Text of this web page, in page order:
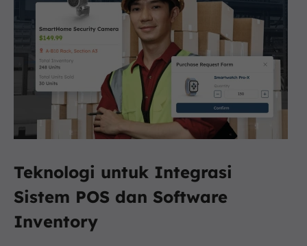
Teknologi untuk Integrasi
Sistem POS dan Software
Inventory